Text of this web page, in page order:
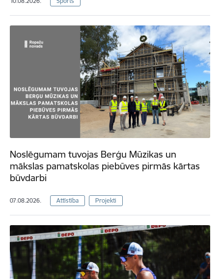
Noslēgumam tuvojas Berģu Mūzikas un
mākslas pamatskolas piebūves pirmās kārtas
būvdarbi
07.08.2026. Attīstība Projekti